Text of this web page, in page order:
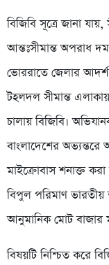
বিজিবি সূত্রে জানা
আন্তঃসীমান্ত অপরাধ
ভোররাতে জেলার
টহলদল সীমান্ত
চালায় বিজিবি।
বাংলাদেশের
মাইক্রোবাস শনাক্ত
বিপুল পরিমাণ
আনুমানিক মোট বাজার
বিষয়টি নিশ্চিত করে